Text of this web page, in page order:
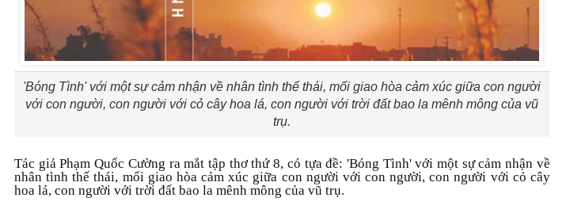
'Bóng Tình' với một sự cảm nhận về nhân tình thế thái, mối giao hòa cảm xúc giữa con người
với con người, con người với cỏ cây hoa lá, con người với trời đất bao la mênh mông của vũ
trụ.
Tác giả Phạm Quốc Cường ra mắt tập thơ thứ 8, có tựa đề: 'Bóng Tình' với một sự cảm nhận về
nhân tình thế thái, mối giao hòa cảm xúc giữa con người với con người, con người với cỏ cây
hoa lá, con người với trời đất bao la mênh mông của vũ trụ.